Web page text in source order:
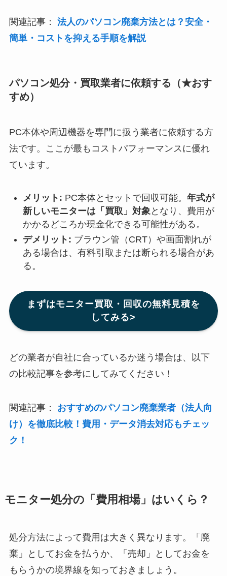
関連記事： 法人のパソコン廃棄方法とは？安全・
簡単・コストを抑える手順を解説
パソコン処分・買取業者に依頼する（★おす
すめ）
PC本体や周辺機器を専門に扱う業者に依頼する方
法です。ここが最もコストパフォーマンスに優れ
ています。
メリット: PC本体とセットで回収可能。 年式が
新しいモニターは「買取」対象 となり、費用が
かかるどころか現金化できる可能性がある。
デメリット: ブラウン管（CRT）や画面割れが
ある場合は、有料引取または断られる場合があ
る。
まずはモニター買取・回収の無料見積を
してみる>
どの業者が自社に合っているか迷う場合は、以下
の比較記事を参考にしてみてください！
関連記事： おすすめのパソコン廃棄業者（法人向
け）を徹底比較！費用・データ消去対応もチェッ
ク！
モニター処分の「費用相場」はいくら？
処分方法によって費用は大きく異なります。「廃
棄」としてお金を払うか、「売却」としてお金を
もらうかの境界線を知っておきましょう。